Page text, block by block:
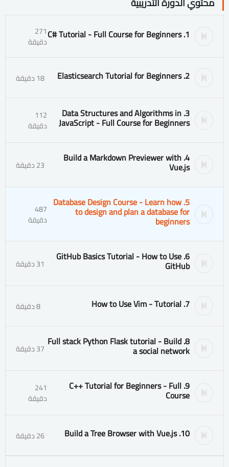
1. C# Tutorial - Full Course for Beginners
271
دقيقة
2. Elasticsearch Tutorial for Beginners 18 دقيقة
3. Data Structures and Algorithms in
JavaScript - Full Course for Beginners
112
دقيقة
4. Build a Markdown Previewer with
Vue.js 23 دقيقة
5. Database Design Course - Learn how
to design and plan a database for
beginners
487
دقيقة
6. GitHub Basics Tutorial - How to Use
GitHub 31 دقيقة
7. How to Use Vim - Tutorial 8 دقيقة
8. Full stack Python Flask tutorial - Build
a social network 37 دقيقة
9. C++ Tutorial for Beginners - Full
Course
241
دقيقة
10. Build a Tree Browser with Vue.js 26 دقيقة